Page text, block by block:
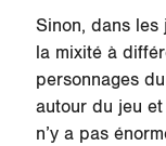
Sinon, dans
la mixité à
personnages
autour du jeu
n’y a pas